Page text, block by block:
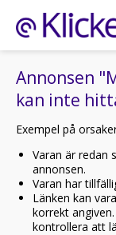
Annonsen
kan inte
Exempel på
Varan är redan
annonsen.
Varan har
Länken kan
korrekt
kontrollera att